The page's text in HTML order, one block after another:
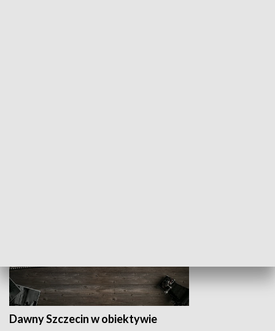
Dawny Szczecin w obiektywie